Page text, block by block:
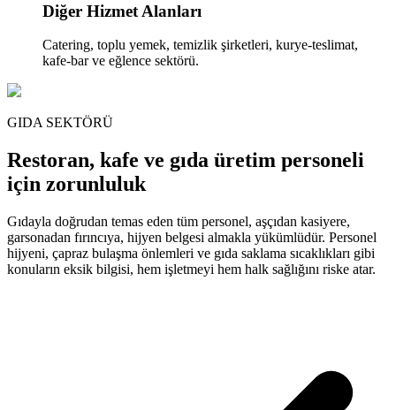
Diğer Hizmet Alanları
Catering, toplu yemek, temizlik şirketleri, kurye-teslimat,
kafe-bar ve eğlence sektörü.
GIDA SEKTÖRÜ
Restoran, kafe ve gıda üretim personeli
için zorunluluk
Gıdayla doğrudan temas eden tüm personel, aşçıdan kasiyere,
garsonadan fırıncıya, hijyen belgesi almakla yükümlüdür. Personel
hijyeni, çapraz bulaşma önlemleri ve gıda saklama sıcaklıkları gibi
konuların eksik bilgisi, hem işletmeyi hem halk sağlığını riske atar.